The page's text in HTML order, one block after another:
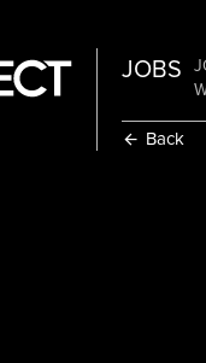
JOBS
Back